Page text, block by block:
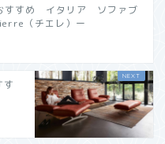
すすめ イタリア ソファブ
（チエレ）ー
す